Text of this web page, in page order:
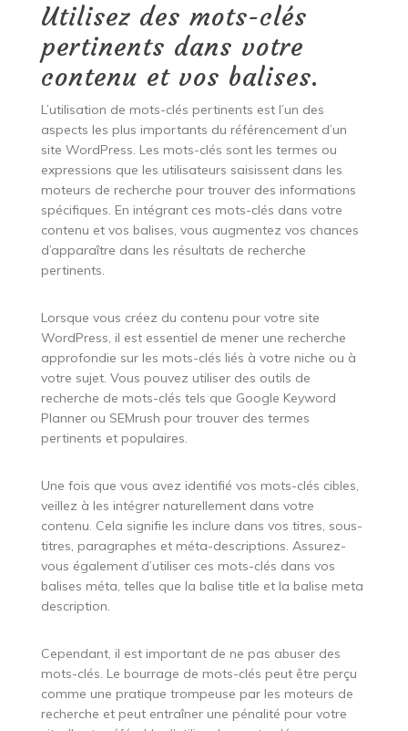
Utilisez des mots-clés
pertinents dans votre
contenu et vos balises.
L’utilisation de mots-clés pertinents est l’un des
aspects les plus importants du référencement d’un
site WordPress. Les mots-clés sont les termes ou
expressions que les utilisateurs saisissent dans les
moteurs de recherche pour trouver des informations
spécifiques. En intégrant ces mots-clés dans votre
contenu et vos balises, vous augmentez vos chances
d’apparaître dans les résultats de recherche
pertinents.
Lorsque vous créez du contenu pour votre site
WordPress, il est essentiel de mener une recherche
approfondie sur les mots-clés liés à votre niche ou à
votre sujet. Vous pouvez utiliser des outils de
recherche de mots-clés tels que Google Keyword
Planner ou SEMrush pour trouver des termes
pertinents et populaires.
Une fois que vous avez identifié vos mots-clés cibles,
veillez à les intégrer naturellement dans votre
contenu. Cela signifie les inclure dans vos titres, sous-
titres, paragraphes et méta-descriptions. Assurez-
vous également d’utiliser ces mots-clés dans vos
balises méta, telles que la balise title et la balise meta
description.
Cependant, il est important de ne pas abuser des
mots-clés. Le bourrage de mots-clés peut être perçu
comme une pratique trompeuse par les moteurs de
recherche et peut entraîner une pénalité pour votre